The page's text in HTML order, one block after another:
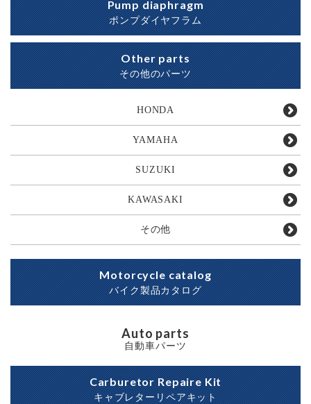
Pump diaphragm
ポンプダイヤフラム
Other parts
その他のパーツ
HONDA
YAMAHA
SUZUKI
KAWASAKI
その他
Motorcycle catalog
バイク製品カタログ
Auto parts
自動車パーツ
Carburetor Repaire Kit
キャブレターリペアキット